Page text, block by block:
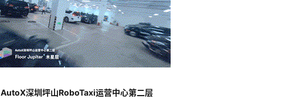
AutoX深圳坪山RoboTaxi运营中心第二层